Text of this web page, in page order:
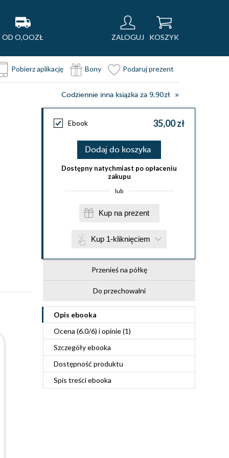
OD O,OOZŁ ZALOGUJ KOSZYK
Pobierz aplikację Bony Podaruj prezent
Codziennie inna książka za 9,90zł
Ebook 35,00 zł
Dodaj do koszyka
Dostępny natychmiast po opłaceniu
zakupu
lub
Kup na prezent
Kup 1-kliknięciem
Przenieś na półkę
Do przechowalni
Opis ebooka
Ocena (6.0/6) i opinie (1)
Szczegółyebooka
Dostępność produktu
Spis treściebooka